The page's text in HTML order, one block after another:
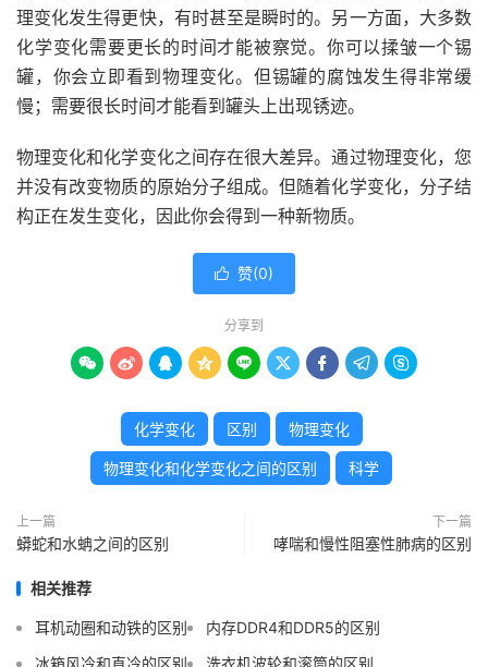
理变化发生得更快，有时甚至是瞬时的。另一方面，大多数
化学变化需要更长的时间才能被察觉。你可以揉皱一个锡
罐，你会立即看到物理变化。但锡罐的腐蚀发生得非常缓
慢；需要很长时间才能看到罐头上出现锈迹。
物理变化和化学变化之间存在很大差异。通过物理变化，您
并没有改变物质的原始分子组成。但随着化学变化，分子结
构正在发生变化，因此你会得到一种新物质。
 赞(0)
分享到
        
化学变化 区别 物理变化
物理变化和化学变化之间的区别 科学
上一篇
蟒蛇和水蚺之间的区别
下一篇
哮喘和慢性阻塞性肺病的区别
相关推荐
耳机动圈和动铁的区别
内存DDR4和DDR5的区别
冰箱风冷和直冷的区别
洗衣机波轮和滚筒的区别